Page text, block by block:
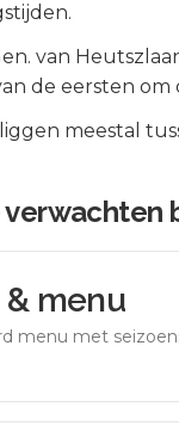
van
de eersten
meestal
verwachten
& menu
menu met